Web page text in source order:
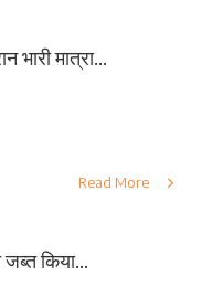
भारी मात्रा...
Read More
किया...